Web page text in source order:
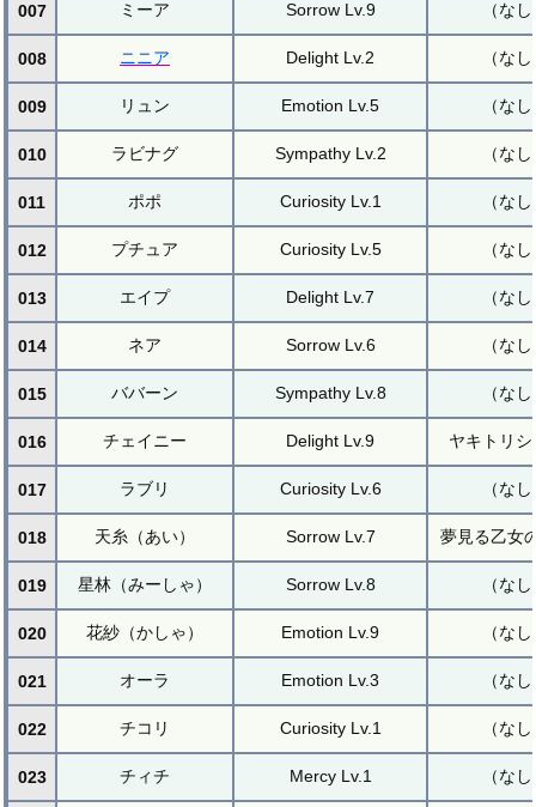
007 ミーア Sorrow Lv.9 （な
008 ニニア Delight Lv.2 （な
009 リュン Emotion Lv.5 （な
010 ラビナグ Sympathy Lv.2 （な
011 ポポ Curiosity Lv.1 （な
012 プチュア Curiosity Lv.5 （な
013 エイプ Delight Lv.7 （な
014 ネア Sorrow Lv.6 （な
015 ババーン Sympathy Lv.8 （な
016 チェイニー Delight Lv.9 ヤキトリ
017 ラブリ Curiosity Lv.6 （な
018 天糸（あい） Sorrow Lv.7 夢見る乙女
019 星林（みーしゃ） Sorrow Lv.8 （な
020 花紗（かしゃ） Emotion Lv.9 （な
021 オーラ Emotion Lv.3 （な
022 チコリ Curiosity Lv.1 （な
023 チィチ Mercy Lv.1 （な